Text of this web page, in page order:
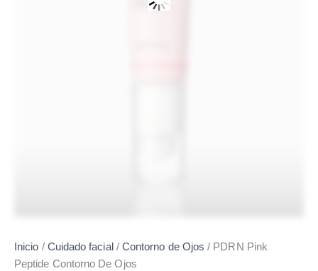
Inicio / Cuidado facial / Contorno de Ojos / PDRN Pink
Peptide Contorno De Ojos